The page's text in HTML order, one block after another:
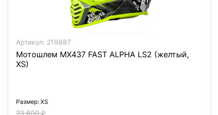
Артикул: 219887
Мотошлем MX437 FAST ALPHA LS2 (желтый,
XS)
Размер: XS
23 600 ₽